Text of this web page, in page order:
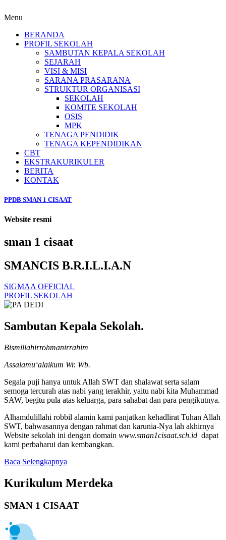
Menu
BERANDA
PROFIL SEKOLAH
SAMBUTAN KEPALA SEKOLAH
SEJARAH
VISI & MISI
SARANA PRASARANA
STRUKTUR ORGANISASI
SEKOLAH
KOMITE SEKOLAH
OSIS
MPK
TENAGA PENDIDIK
TENAGA KEPENDIDIKAN
CBT
EKSTRAKURIKULER
BERITA
KONTAK
PPDB SMAN 1 CISAAT
Website resmi
sman 1 cisaat
SMANCIS B.R.I.L.I.A.N
SIGMAA OFFICIAL
PROFIL SEKOLAH
Sambutan Kepala Sekolah.
Bismillahirrohmanirrahim
Assalamu‘alaikum Wr. Wb.
Segala puji hanya untuk Allah SWT dan shalawat serta salam
semoga tercurah atas nabi yang terakhir, yaitu nabi kita Muhammad
SAW, begitu pula atas keluarga, para sahabat dan para pengikutnya.
Alhamdulillahi robbil alamin kami panjatkan kehadlirat Tuhan Allah
SWT, bahwasannya dengan rahmat dan karunia-Nya lah akhirnya
Website sekolah ini dengan domain www.sman1cisaat.sch.id dapat
kami perbaharui dan kembangkan.
Baca Selengkapnya
Kurikulum Merdeka
SMAN 1 CISAAT